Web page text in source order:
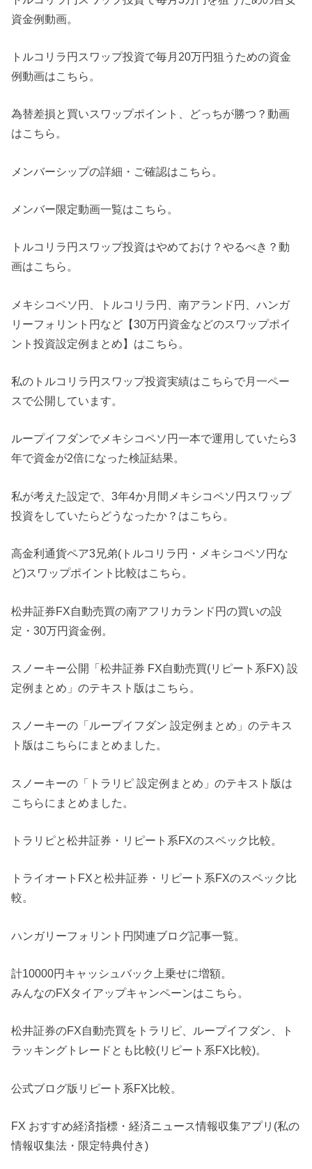
資金例動画。
トルコリラ円スワップ投資で毎月20万円狙うための資金
例動画はこちら。
為替差損と買いスワップポイント、どっちが勝つ？動画
はこちら。
メンバーシップの詳細・ご確認はこちら。
メンバー限定動画一覧はこちら。
トルコリラ円スワップ投資はやめておけ？やるべき？動
画はこちら。
メキシコペソ円、トルコリラ円、南アランド円、ハンガ
リーフォリント円など【30万円資金などのスワップポイ
ント投資設定例まとめ】はこちら。
私のトルコリラ円スワップ投資実績はこちらで月一ペー
スで公開しています。
ループイフダンでメキシコペソ円一本で運用していたら3
年で資金が2倍になった検証結果。
私が考えた設定で、3年4か月間メキシコペソ円スワップ
投資をしていたらどうなったか？はこちら。
高金利通貨ペア3兄弟(トルコリラ円・メキシコペソ円な
ど)スワップポイント比較はこちら。
松井証券FX自動売買の南アフリカランド円の買いの設
定・30万円資金例。
スノーキー公開「松井証券 FX自動売買(リピート系FX) 設
定例まとめ」のテキスト版はこちら。
スノーキーの「ループイフダン 設定例まとめ」のテキス
ト版はこちらにまとめました。
スノーキーの「トラリピ 設定例まとめ」のテキスト版は
こちらにまとめました。
トラリピと松井証券・リピート系FXのスペック比較。
トライオートFXと松井証券・リピート系FXのスペック比
較。
ハンガリーフォリント円関連ブログ記事一覧。
計10000円キャッシュバック上乗せに増額。
みんなのFXタイアップキャンペーンはこちら。
松井証券のFX自動売買をトラリピ、ループイフダン、ト
ラッキングトレードとも比較(リピート系FX比較)。
公式ブログ版リピート系FX比較。
FX おすすめ経済指標・経済ニュース情報収集アプリ(私の
情報収集法・限定特典付き)